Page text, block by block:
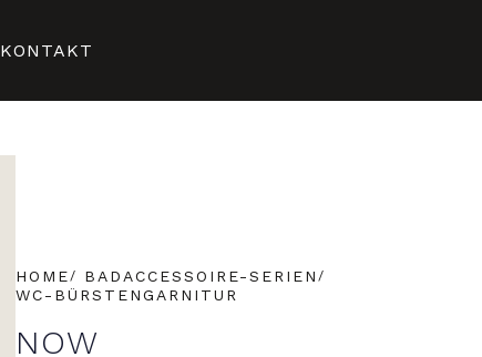
KONTAKT
HOME
BADACCESSOIRE-SERIEN
WC-BÜRSTENGARNITUR
NOW